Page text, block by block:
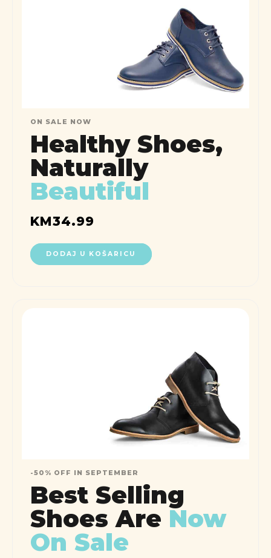
ON SALE NOW
Healthy Shoes,
Naturally
Beautiful
KM34.99
DODAJ U KOŠARICU
-50% OFF IN SEPTEMBER
Best Selling
Shoes Are Now
On Sale